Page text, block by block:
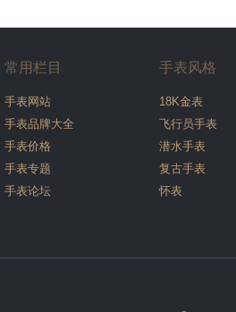
常用栏目
手表网站
手表品牌大全
手表价格
手表专题
手表论坛
手表风格
18K金表
飞行员手表
潜水手表
复古手表
怀表